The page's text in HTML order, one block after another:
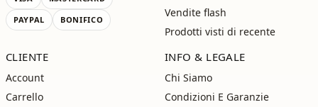
PAYPAL
BONIFICO
Vendite flash
Prodotti visti di recente
CLIENTE
Account
Carrello
INFO & LEGALE
Chi Siamo
Condizioni E Garanzie